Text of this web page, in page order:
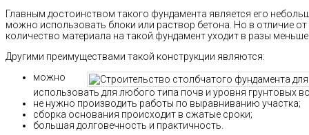
Главным достоинством такого фундамента является его
можно использовать блоки или раствор бетона. Но в отличие
количество материала на такой фундамент уходит в разы
Другими преимуществами такой конструкции являются:
можно
использовать для любого типа почв и уровня грунтовых
не нужно производить работы по выравниванию участка;
сборка основания происходит в сжатые сроки;
большая долговечность и практичность.